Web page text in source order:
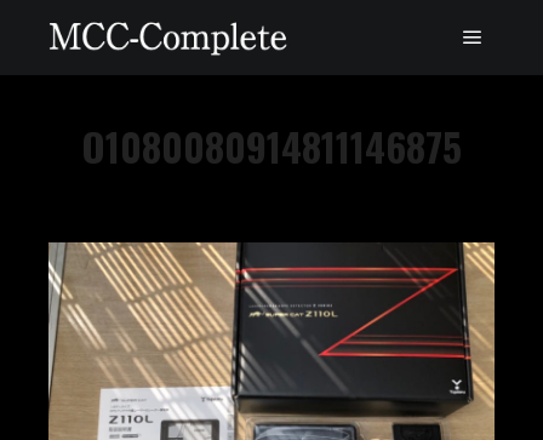
O1080080914811146875